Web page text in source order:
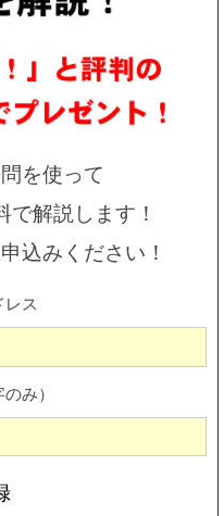
を使って
解説します！
込みください！
レス
み）